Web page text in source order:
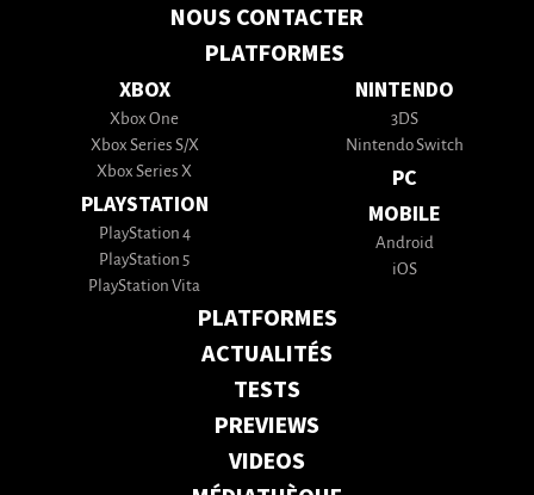
NOUS CONTACTER
PLATFORMES
XBOX
Xbox One
Xbox Series S/X
Xbox Series X
PLAYSTATION
PlayStation 4
PlayStation 5
PlayStation Vita
NINTENDO
3DS
Nintendo Switch
PC
MOBILE
Android
iOS
PLATFORMES
ACTUALITÉS
TESTS
PREVIEWS
VIDEOS